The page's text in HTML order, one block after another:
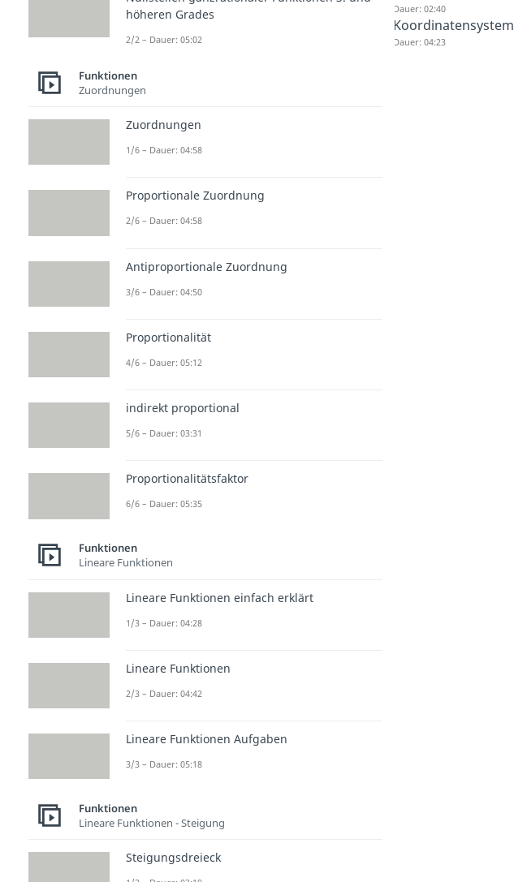
Dauer: 02:40
Koordinatensystem
Dauer: 04:23
höheren Grades
2/2 – Dauer: 05:02
Funktionen
Zuordnungen
Zuordnungen
1/6 – Dauer: 04:58
Proportionale Zuordnung
2/6 – Dauer: 04:58
Antiproportionale Zuordnung
3/6 – Dauer: 04:50
Proportionalität
4/6 – Dauer: 05:12
indirekt proportional
5/6 – Dauer: 03:31
Proportionalitätsfaktor
6/6 – Dauer: 05:35
Funktionen
Lineare Funktionen
Lineare Funktionen einfach erklärt
1/3 – Dauer: 04:28
Lineare Funktionen
2/3 – Dauer: 04:42
Lineare Funktionen Aufgaben
3/3 – Dauer: 05:18
Funktionen
Lineare Funktionen - Steigung
Steigungsdreieck